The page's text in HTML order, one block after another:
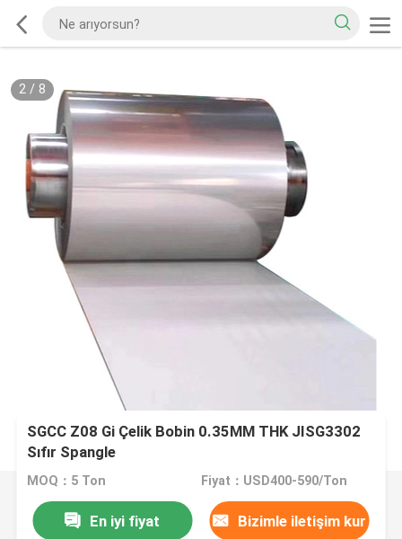
2/ 8
SGCC Z08 Gi Çelik Bobin 0.35MM THK JISG3302
Sıfır Spangle
MOQ：5 Ton Fiyat：USD400-590/Ton
En iyi fiyat Bizimle iletişim kur